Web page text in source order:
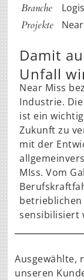
Branche
Projekte
Damit
Unfall
Near Miss
Industrie.
ist ein
Zukunft zu
mit der
MIss. Vom
betrieblichen
sensibilisiert
Ausgewählte,
unseren